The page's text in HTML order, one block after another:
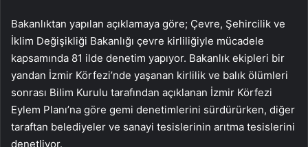
Bakanlıktan yapılan açıklamaya göre; Çevre, Şehircilik ve
İklim Değişikliği Bakanlığı çevre kirliliğiyle mücadele
kapsamında 81 ilde denetim yapıyor. Bakanlık ekipleri bir
yandan İzmir Körfezi’nde yaşanan kirlilik ve balık ölümleri
sonrası Bilim Kurulu tarafından açıklanan İzmir Körfezi
Eylem Planı’na göre gemi denetimlerini sürdürürken, diğer
taraftan belediyeler ve sanayi tesislerinin arıtma tesislerini
denetliyor.